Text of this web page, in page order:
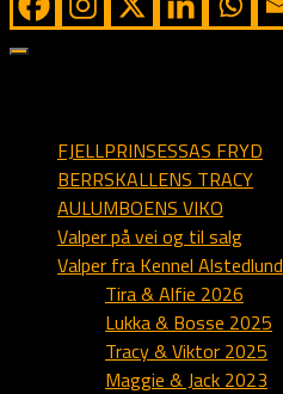
FJELLPRINSESSAS FRYD
BERRSKALLENS TRACY
AULUMBOENS VIKO
Valper på vei og til salg
Valper fra Kennel Alstedlund
Tira & Alfie 2026
Lukka & Bosse 2025
Tracy & Viktor 2025
Maggie & Jack 2023